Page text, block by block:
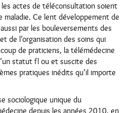
actes de téléconsultation soient
maladie. Ce lent développement de
par les bouleversements des
de l’organisation des soins qui
de praticiens, la télémédecine
statut fl ou et suscite des
pratiques inédits qu’il importe
sociologique unique du
depuis les années 2010, en